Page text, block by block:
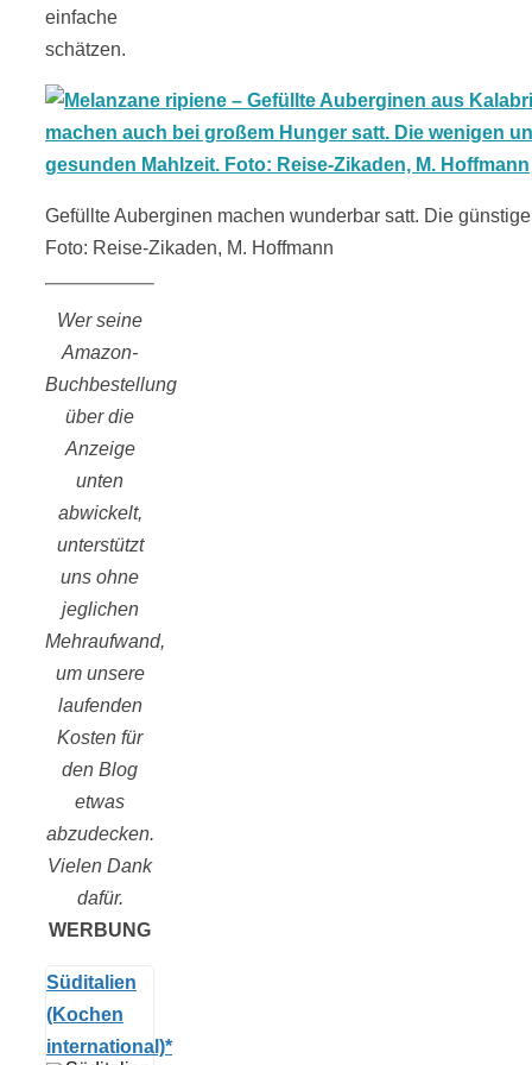
einfache
schätzen.
Gefüllte Auberginen machen wunderbar satt. Die
Foto: Reise-Zikaden, M. Hoffmann
Wer seine
Amazon-
Buchbestellung
über die
Anzeige
unten
abwickelt,
unterstützt
uns ohne
jeglichen
Mehraufwand,
um unsere
laufenden
Kosten für
den Blog
etwas
abzudecken.
Vielen Dank
dafür.
WERBUNG
Süditalien
(Kochen
international)*